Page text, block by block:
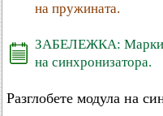
на пружината.
ЗАБЕЛЕЖКА:
на синхронизатора.
Разглобете модула на